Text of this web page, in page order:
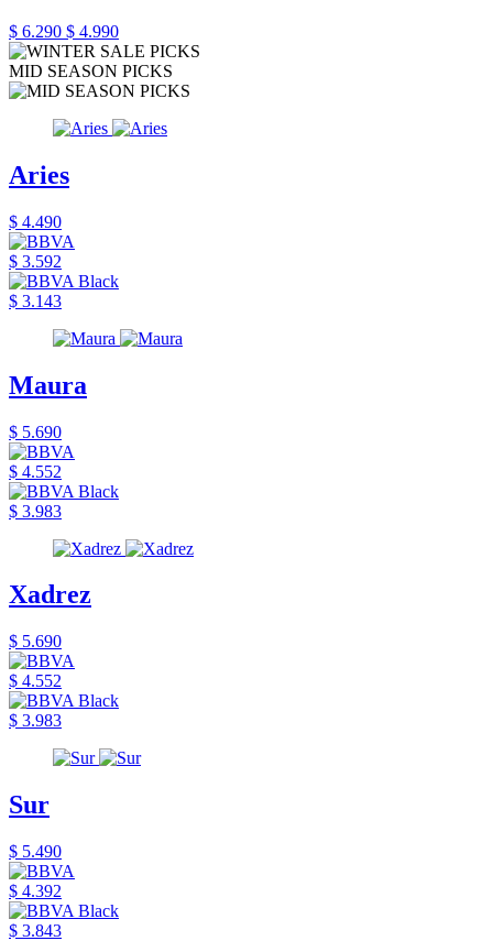
$ 6.290 $ 4.990
MID SEASON PICKS
Aries
$ 4.490
$ 3.592
$ 3.143
Maura
$ 5.690
$ 4.552
$ 3.983
Xadrez
$ 5.690
$ 4.552
$ 3.983
Sur
$ 5.490
$ 4.392
$ 3.843